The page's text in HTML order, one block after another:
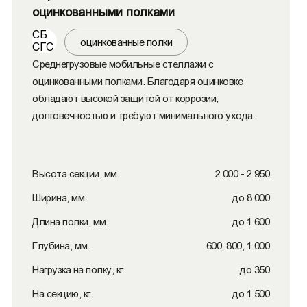
оцинкованными полками
СБ
СГС
оцинкованные полки
Среднегрузовые мобильные стеллажи с
оцинкованными полками. Благодаря оцинковке
обладают высокой защитой от коррозии,
долговечностью и требуют минимального ухода.
Высота секции, мм. 2 000 - 2 950
Ширина, мм. до 8 000
Длина полки, мм. до 1 600
Глубина, мм. 600, 800, 1 000
Нагрузка на полку, кг. до 350
На секцию, кг. до 1 500